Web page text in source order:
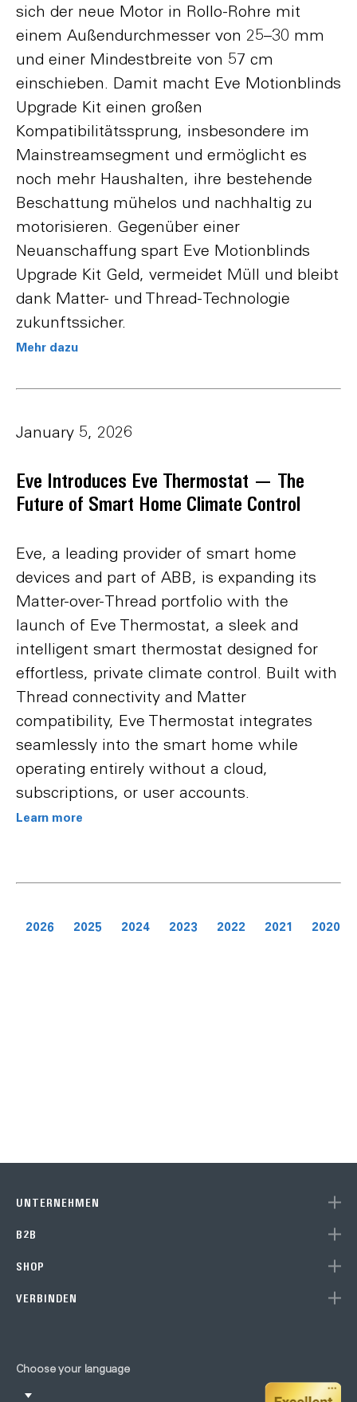
sich der neue Motor in Rollo-Rohre mit
einem Außendurchmesser von 25–30 mm
und einer Mindestbreite von 57 cm
einschieben. Damit macht Eve Motionblinds
Upgrade Kit einen großen
Kompatibilitätssprung, insbesondere im
Mainstreamsegment und ermöglicht es
noch mehr Haushalten, ihre bestehende
Beschattung mühelos und nachhaltig zu
motorisieren. Gegenüber einer
Neuanschaffung spart Eve Motionblinds
Upgrade Kit Geld, vermeidet Müll und bleibt
dank Matter- und Thread-Technologie
zukunftssicher.
Mehr dazu
January 5, 2026
Eve Introduces Eve Thermostat — The
Future of Smart Home Climate Control
Eve, a leading provider of smart home
devices and part of ABB, is expanding its
Matter-over-Thread portfolio with the
launch of Eve Thermostat, a sleek and
intelligent smart thermostat designed for
effortless, private climate control. Built with
Thread connectivity and Matter
compatibility, Eve Thermostat integrates
seamlessly into the smart home while
operating entirely without a cloud,
subscriptions, or user accounts.
Learn more
2026 2025 2024 2023 2022 2021 2020
UNTERNEHMEN
B2B
SHOP
VERBINDEN
Choose your language